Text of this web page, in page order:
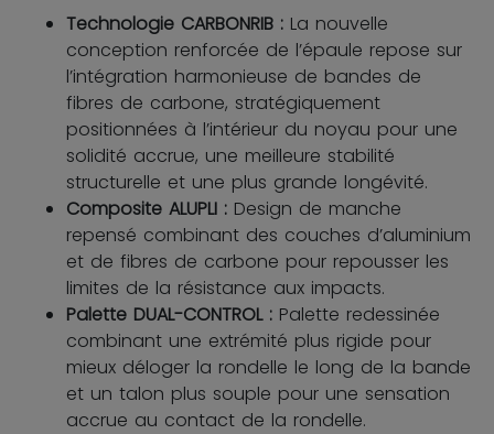
Technologie CARBONRIB : La nouvelle
conception renforcée de l’épaule repose sur
l’intégration harmonieuse de bandes de
fibres de carbone, stratégiquement
positionnées à l’intérieur du noyau pour une
solidité accrue, une meilleure stabilité
structurelle et une plus grande longévité.
Composite ALUPLI : Design de manche
repensé combinant des couches d’aluminium
et de fibres de carbone pour repousser les
limites de la résistance aux impacts.
Palette DUAL-CONTROL : Palette redessinée
combinant une extrémité plus rigide pour
mieux déloger la rondelle le long de la bande
et un talon plus souple pour une sensation
accrue au contact de la rondelle.